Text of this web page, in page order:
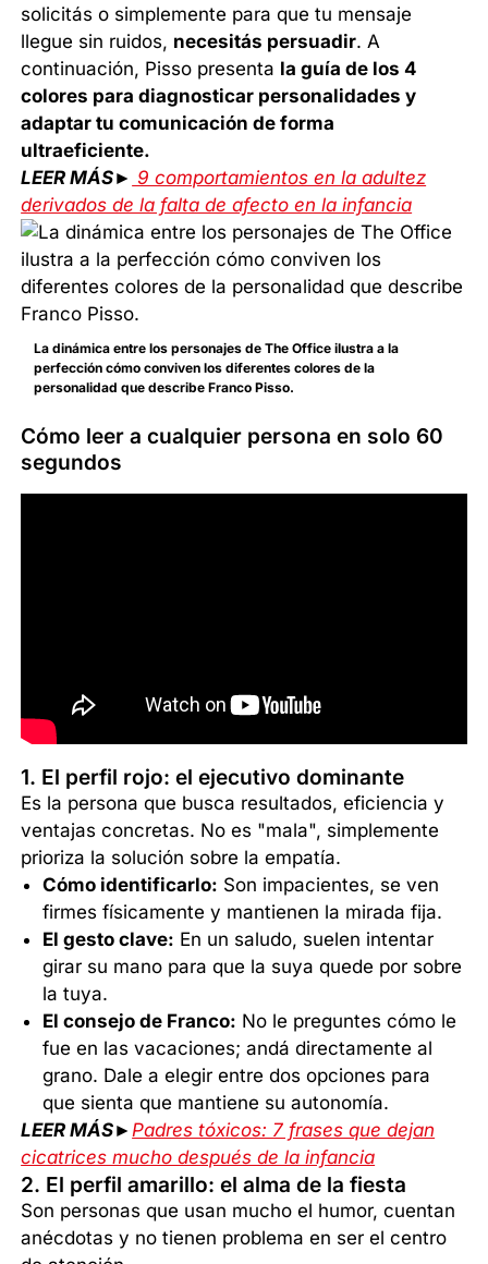
solicitás o simplemente para que tu mensaje
llegue sin ruidos, necesitás persuadir. A
continuación, Pisso presenta la guía de los 4
colores para diagnosticar personalidades y
adaptar tu comunicación de forma
ultraeficiente.
LEER MÁS► 9 comportamientos en la adultez
derivados de la falta de afecto en la infancia
La dinámica entre los personajes de The Office ilustra a la
perfección cómo conviven los diferentes colores de la
personalidad que describe Franco Pisso.
Cómo leer a cualquier persona en solo 60
segundos
1. El perfil rojo: el ejecutivo dominante
Es la persona que busca resultados, eficiencia y
ventajas concretas. No es "mala", simplemente
prioriza la solución sobre la empatía.
Cómo identificarlo: Son impacientes, se ven
firmes físicamente y mantienen la mirada fija.
El gesto clave: En un saludo, suelen intentar
girar su mano para que la suya quede por sobre
la tuya.
El consejo de Franco: No le preguntes cómo le
fue en las vacaciones; andá directamente al
grano. Dale a elegir entre dos opciones para
que sienta que mantiene su autonomía.
LEER MÁS► Padres tóxicos: 7 frases que dejan
cicatrices mucho después de la infancia
2. El perfil amarillo: el alma de la fiesta
Son personas que usan mucho el humor, cuentan
anécdotas y no tienen problema en ser el centro